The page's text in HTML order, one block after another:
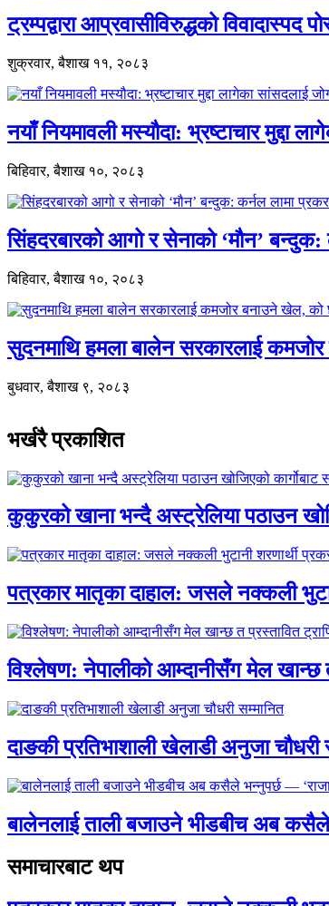
ट्रम्पद्वारा आप्रवासीविरुद्धको विवादास्पद
शुक्रवार, बैशाख ११, २०८३
नयाँ नियमावली मस्यौदा: भ्रष्टाचार मुद्दा
बिहिवार, बैशाख १०, २०८३
सिंहदरबारको आगो र सेनाको ‘मौन’
बिहिवार, बैशाख १०, २०८३
सुदनमाथि हमला बालेन सरकारलाई
बुधवार, बैशाख ९, २०८३
भर्खरै प्रकाशित
कुकुरको खाना भन्दै अस्ट्रेलिया पठाउन
पत्रकार मातृका दाहाल: जसले नक्कली
विश्लेषण: नेपालीको आम्दानीसँग मेल खान्छ
दाङकी प्रतिभाशाली खेलाडी अनुजा चौधरी
बालेनलाई ताली बजाउने भीडबीच अब
समाचारबाट थप